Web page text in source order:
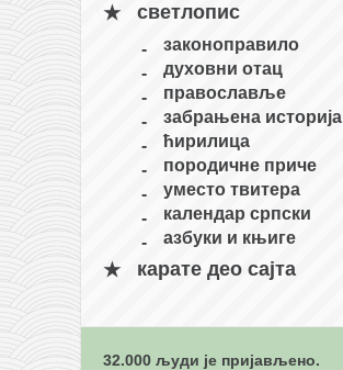
темашивари
кобудо
тонфа
тимбеи рочин
светлопис
законоправило
духовни отац
православље
забрањена историја
ћирилица
породичне приче
уместо твитера
календар српски
азбуки и књиге
карате део сајта
32.000 људи је пријављено.